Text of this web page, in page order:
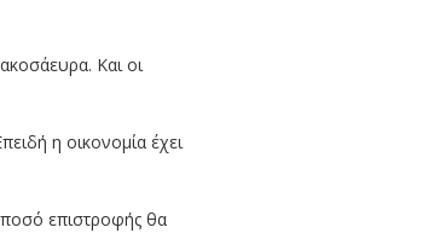
Και οι
η οικονομία έχει
επιστροφής θα